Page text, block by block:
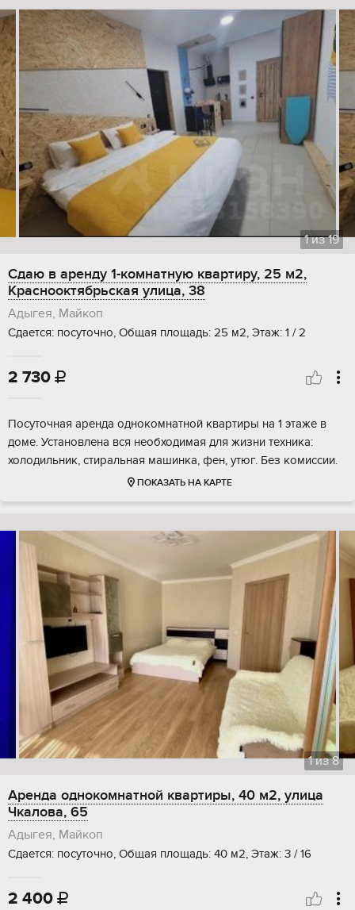
1из19
Сдаю в аренду 1-комнатную квартиру, 25 м2,
Краснооктябрьская улица, 38
Адыгея, Майкоп
Сдается: посуточно, Общая площадь: 25 м2, Этаж: 1 / 2
2 730 
Посуточная аренда однокомнатной квартиры на 1 этаже в
доме. Установлена вся необходимая для жизни техника:
холодильник, стиральная машинка, фен, утюг. Без комиссии.
ПОКАЗАТЬ НА КАРТЕ
1из8
Аренда однокомнатной квартиры, 40 м2, улица
Чкалова, 65
Адыгея, Майкоп
Сдается: посуточно, Общая площадь: 40 м2, Этаж: 3 / 16
2 400 